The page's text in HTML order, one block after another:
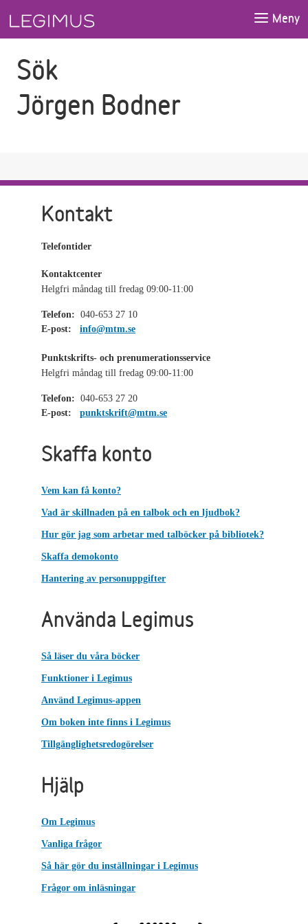
Meny
Sök
Jörgen Bodner
Kontakt
Telefontider
Kontaktcenter
Helgfri måndag till fredag 09:00-11:00
Telefon: 040-653 27 10
E-post:
info@mtm.se
Punktskrifts- och prenumerationsservice
Helgfri måndag till fredag 09:00-11:00
Telefon: 040-653 27 20
E-post:
punktskrift@mtm.se
Skaffa konto
Vem kan få konto?
Vad är skillnaden på en talbok och en ljudbok?
Hur gör jag som arbetar med talböcker på bibliotek?
Skaffa demokonto
Hantering av personuppgifter
Använda Legimus
Så läser du våra böcker
Funktioner i Legimus
Använd Legimus-appen
Om boken inte finns i Legimus
Tillgänglighetsredogörelser
Hjälp
Om Legimus
Vanliga frågor
Så här gör du inställningar i Legimus
Frågor om inläsningar